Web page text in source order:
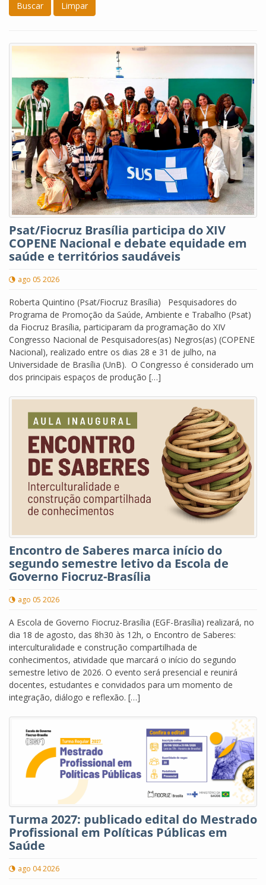
Buscar Limpar
Psat/Fiocruz Brasília participa do XIV
COPENE Nacional e debate equidade em
saúde e territórios saudáveis
ago 05 2026
Roberta Quintino (Psat/Fiocruz Brasília) Pesquisadores do
Programa de Promoção da Saúde, Ambiente e Trabalho (Psat)
da Fiocruz Brasília, participaram da programação do XIV
Congresso Nacional de Pesquisadores(as) Negros(as) (COPENE
Nacional), realizado entre os dias 28 e 31 de julho, na
Universidade de Brasília (UnB). O Congresso é considerado um
dos principais espaços de produção […]
Encontro de Saberes marca início do
segundo semestre letivo da Escola de
Governo Fiocruz-Brasília
ago 05 2026
A Escola de Governo Fiocruz-Brasília (EGF-Brasília) realizará, no
dia 18 de agosto, das 8h30 às 12h, o Encontro de Saberes:
interculturalidade e construção compartilhada de
conhecimentos, atividade que marcará o início do segundo
semestre letivo de 2026. O evento será presencial e reunirá
docentes, estudantes e convidados para um momento de
integração, diálogo e reflexão. […]
Turma 2027: publicado edital do Mestrado
Profissional em Políticas Públicas em
Saúde
ago 04 2026